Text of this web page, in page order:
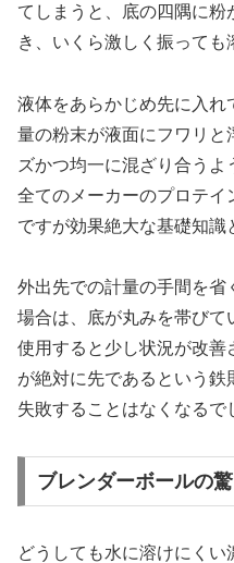
てしまうと、底の四隅に
き、いくら激しく振っても
液体をあらかじめ先に入れ
量の粉末が液面にフワリと
ズかつ均一に混ざり合う
全てのメーカーのプロテ
ですが効果絶大な基礎知識
外出先での計量の手間を省
場合は、底が丸みを帯びて
使用すると少し状況が改
が絶対に先であるという
失敗することはなくなるで
ブレンダーボールの
どうしても水に溶けにく